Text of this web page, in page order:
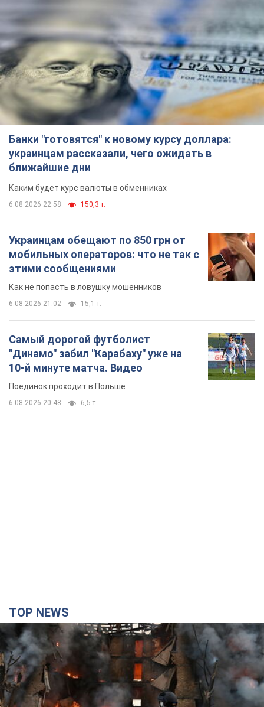
Банки "готовятся" к новому курсу доллара:
украинцам рассказали, чего ожидать в
ближайшие дни
Каким будет курс валюты в обменниках
6.08.2026 22:58 150,3 т.
Украинцам обещают по 850 грн от
мобильных операторов: что не так с
этими сообщениями
Как не попасть в ловушку мошенников
6.08.2026 21:02 15,1 т.
Самый дорогой футболист
"Динамо" забил "Карабаху" уже на
10-й минуте матча. Видео
Поединок проходит в Польше
6.08.2026 20:48 6,5 т.
TOP NEWS